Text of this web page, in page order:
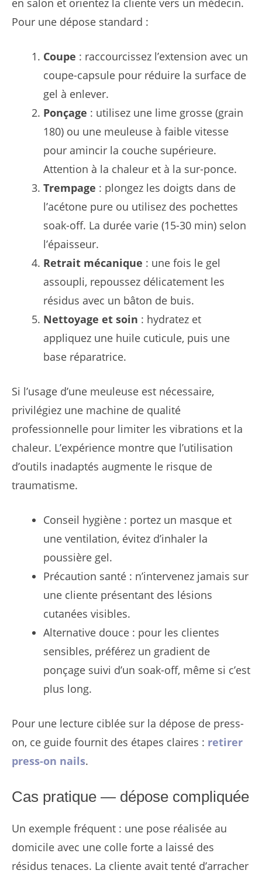
en salon et orientez la cliente vers un médecin.
Pour une dépose standard :
Coupe : raccourcissez l’extension avec un
coupe-capsule pour réduire la surface de
gel à enlever.
Ponçage : utilisez une lime grosse (grain
180) ou une meuleuse à faible vitesse
pour amincir la couche supérieure.
Attention à la chaleur et à la sur-ponce.
Trempage : plongez les doigts dans de
l’acétone pure ou utilisez des pochettes
soak-off. La durée varie (15-30 min) selon
l’épaisseur.
Retrait mécanique : une fois le gel
assoupli, repoussez délicatement les
résidus avec un bâton de buis.
Nettoyage et soin : hydratez et
appliquez une huile cuticule, puis une
base réparatrice.
Si l’usage d’une meuleuse est nécessaire,
privilégiez une machine de qualité
professionnelle pour limiter les vibrations et la
chaleur. L’expérience montre que l’utilisation
d’outils inadaptés augmente le risque de
traumatisme.
Conseil hygiène : portez un masque et
une ventilation, évitez d’inhaler la
poussière gel.
Précaution santé : n’intervenez jamais sur
une cliente présentant des lésions
cutanées visibles.
Alternative douce : pour les clientes
sensibles, préférez un gradient de
ponçage suivi d’un soak-off, même si c’est
plus long.
Pour une lecture ciblée sur la dépose de press-
on, ce guide fournit des étapes claires : retirer
press-on nails.
Cas pratique — dépose compliquée
Un exemple fréquent : une pose réalisée au
domicile avec une colle forte a laissé des
résidus tenaces. La cliente avait tenté d’arracher